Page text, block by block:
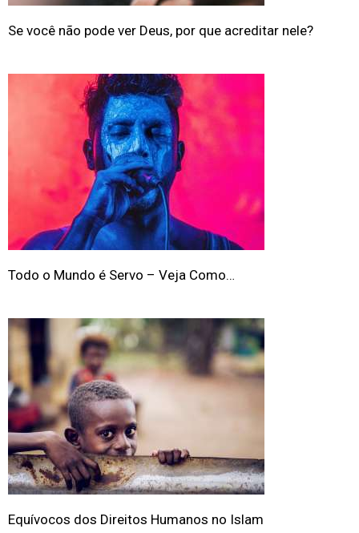
Se você não pode ver Deus, por que acreditar nele?
Todo o Mundo é Servo – Veja Como…
Equívocos dos Direitos Humanos no Islam